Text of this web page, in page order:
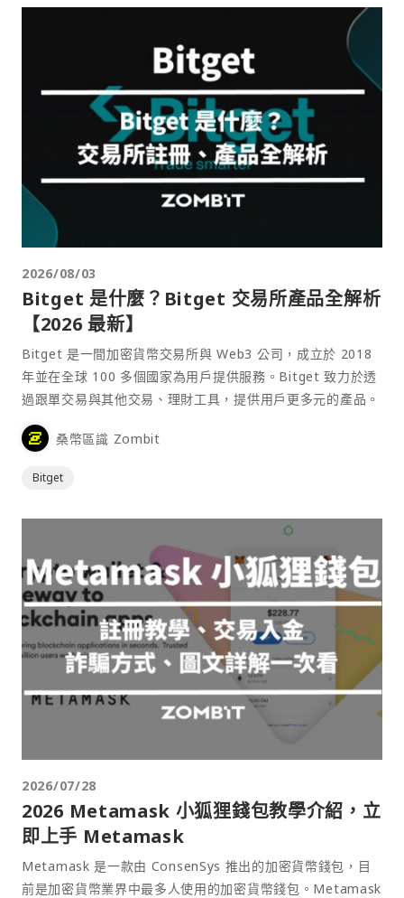
2026/08/03
Bitget 是什麼？Bitget 交易所產品全解析
【2026 最新】
Bitget 是一間加密貨幣交易所與 Web3 公司，成立於 2018
年並在全球 100 多個國家為用戶提供服務。Bitget 致力於透
過跟單交易與其他交易、理財工具，提供用戶更多元的產品。
桑幣區識 Zombit
Bitget
2026/07/28
2026 Metamask 小狐狸錢包教學介紹，立
即上手 Metamask
Metamask 是一款由 ConsenSys 推出的加密貨幣錢包，目
前是加密貨幣業界中最多人使用的加密貨幣錢包。Metamask